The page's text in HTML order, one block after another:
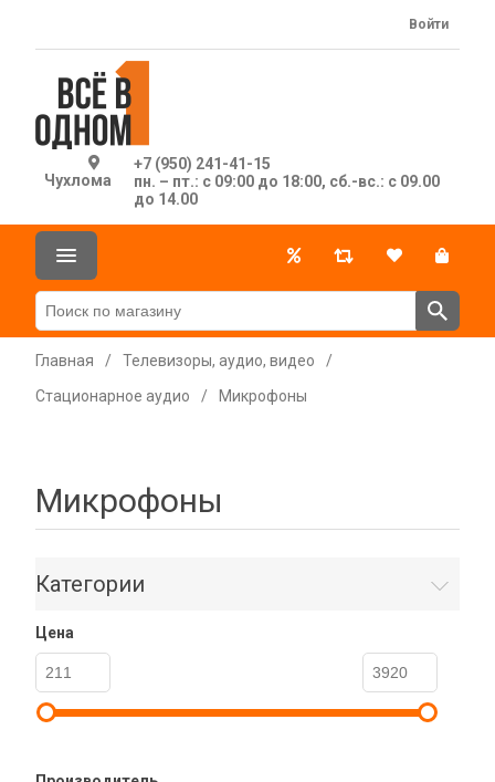
Чухлома
+7 (950) 241-41-15
пн. – пт.: с 09:00 до 18:00, сб.-вс.: с 09.00
до 14.00
Войти
Главная / Телевизоры, аудио, видео
/
Стационарное аудио
/ Микрофоны
Микрофоны
Категории
Цена